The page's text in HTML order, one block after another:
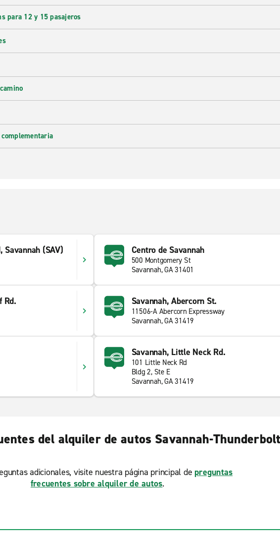
para 12 y 15 pasajeros
(SAV) Centro de Savannah
500 Montgomery St
Savannah, GA 31401
Rd. Savannah, Abercorn St.
11506-A Abercorn Expressway
Savannah, GA 31419
Savannah, Little Neck Rd.
101 Little Neck Rd
Bldg 2, Ste E
Savannah, GA 31419
del alquiler de autos Savannah-Thunderbolt
adicionales, visite nuestra página principal de preguntas
frecuentes sobre alquiler de autos.